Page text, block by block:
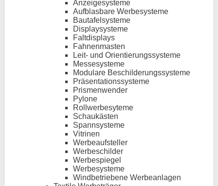
Anzeigesysteme
Aufblasbare Werbesysteme
Bautafelsysteme
Displaysysteme
Faltdisplays
Fahnenmasten
Leit- und Orientierungssysteme
Messesysteme
Modulare Beschilderungssysteme
Präsentationssysteme
Prismenwender
Pylone
Rollwerbesyteme
Schaukästen
Spannsysteme
Vitrinen
Werbeaufsteller
Werbeschilder
Werbespiegel
Werbesysteme
Windbetriebene Werbeanlagen